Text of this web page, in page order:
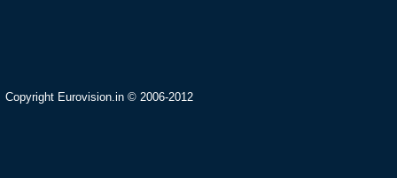
Copyright Eurovision.in © 2006-2012